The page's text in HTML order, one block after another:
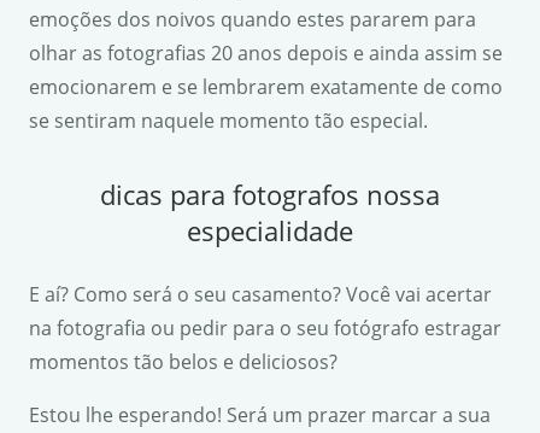
emoções dos noivos quando estes pararem para
olhar as fotografias 20 anos depois e ainda assim se
emocionarem e se lembrarem exatamente de como
se sentiram naquele momento tão especial.
dicas para fotografos nossa
especialidade
E aí? Como será o seu casamento? Você vai acertar
na fotografia ou pedir para o seu fotógrafo estragar
momentos tão belos e deliciosos?
Estou lhe esperando! Será um prazer marcar a sua